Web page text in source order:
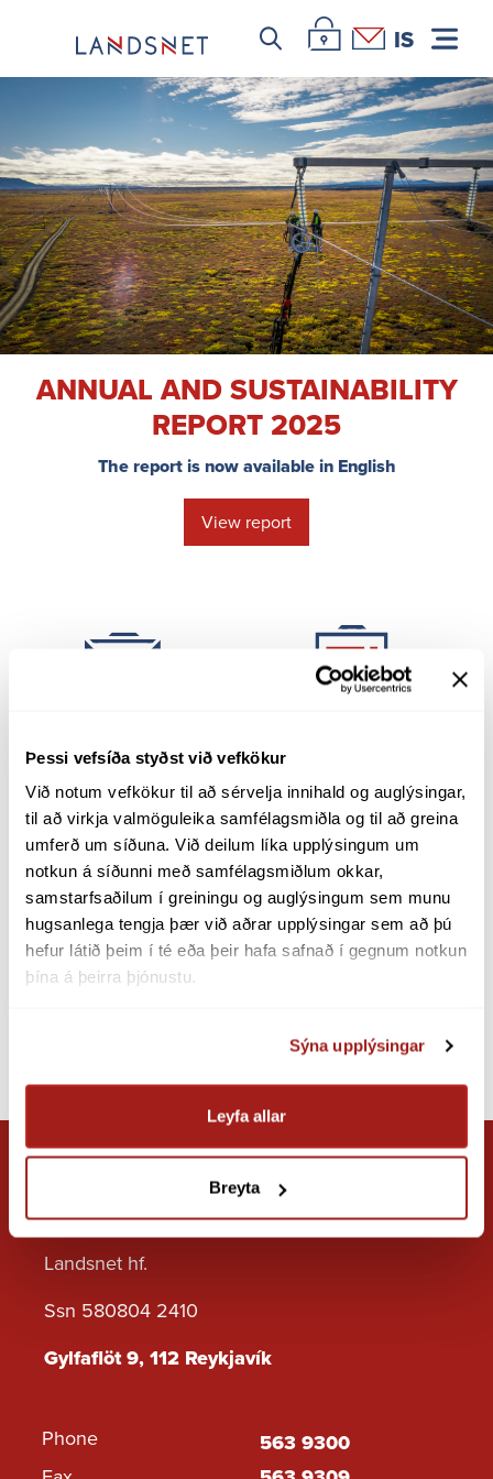
Þessi vefsíða styðst við vefkökur
Við notum vefkökur til að sérvelja innihald og auglýsingar,
til að virkja valmöguleika samfélagsmiðla og til að greina
umferð um síðuna. Við deilum líka upplýsingum um
notkun á síðunni með samfélagsmiðlum okkar,
samstarfsaðilum í greiningu og auglýsingum sem munu
hugsanlega tengja þær við aðrar upplýsingar sem að þú
hefur látið þeim í té eða þeir hafa safnað í gegnum notkun
þína á þeirra þjónustu.
Sýna upplýsingar
Leyfa allar
Breyta
Leitar iconÞjónustuvefur
Hafa samband
IS
ANNUAL AND SUSTAINA­BILITY
REPORT 2025
The report is now available in English
View report
Jobs
Map
Landsnet hf.
Ssn 580804 2410
Gylfaflöt 9, 112 Reykjavík
Phone
563 9300